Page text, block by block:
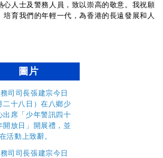
心人士及警務人員，致以崇高的敬意。我祝願
育我們的年輕一代，為香港的長遠發展和人
圖片